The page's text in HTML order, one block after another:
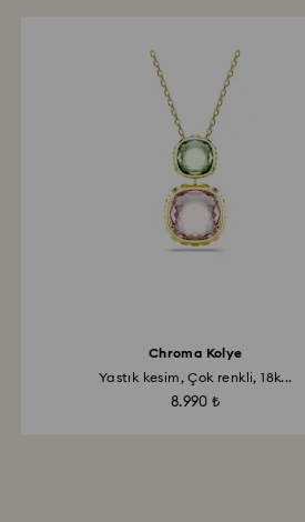
Chroma Kolye
Yastık kesim, Çok renkli, 18k...
8.990 ₺